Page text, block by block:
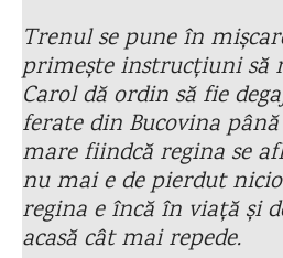
Trenul se pune în
primește instrucțiuni să
Carol dă ordin să fie
ferate din Bucovina
mare fiindcă regina se
nu mai e de pierdut
regina e încă în viață și
acasă cât mai repede.